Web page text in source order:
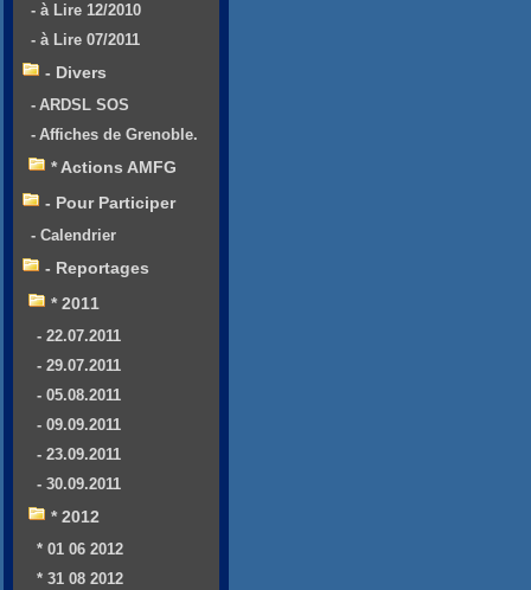
- à Lire 12/2010
- à Lire 07/2011
- Divers
- ARDSL SOS
- Affiches de Grenoble.
* Actions AMFG
- Pour Participer
- Calendrier
- Reportages
* 2011
- 22.07.2011
- 29.07.2011
- 05.08.2011
- 09.09.2011
- 23.09.2011
- 30.09.2011
* 2012
* 01 06 2012
* 31 08 2012